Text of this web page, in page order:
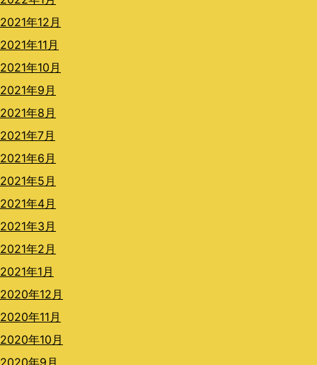
2021年12月
2021年11月
2021年10月
2021年9月
2021年8月
2021年7月
2021年6月
2021年5月
2021年4月
2021年3月
2021年2月
2021年1月
2020年12月
2020年11月
2020年10月